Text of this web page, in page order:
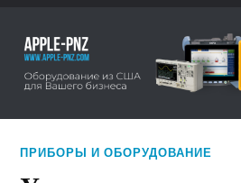
ПРИБОРЫ И ОБОРУДОВАНИЕ